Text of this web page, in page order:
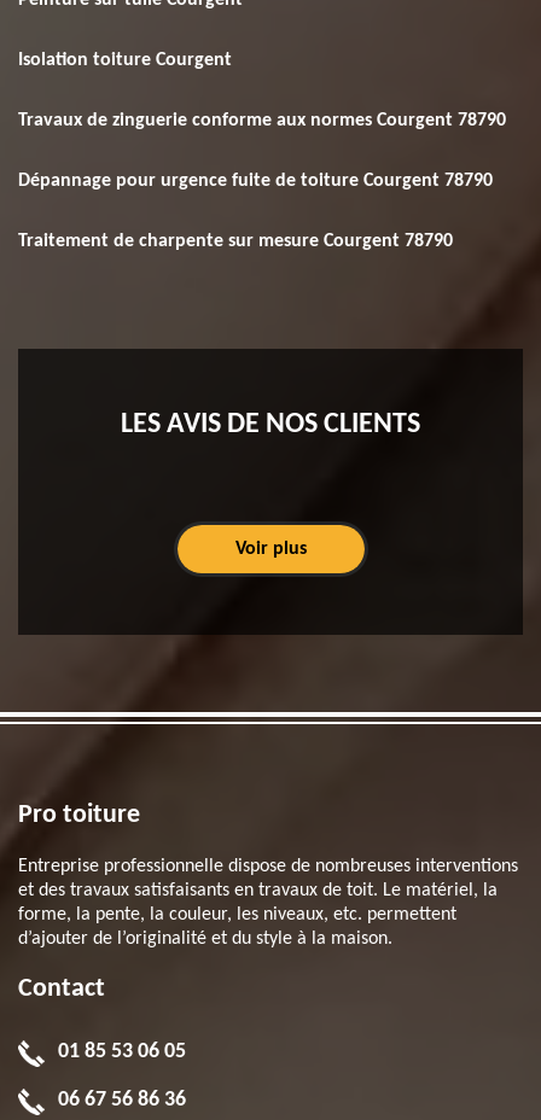
Isolation toiture Courgent
Travaux de zinguerie conforme aux normes Courgent 78790
Dépannage pour urgence fuite de toiture Courgent 78790
Traitement de charpente sur mesure Courgent 78790
LES AVIS DE NOS CLIENTS
Voir plus
Pro toiture
Entreprise professionnelle dispose de nombreuses interventions
et des travaux satisfaisants en travaux de toit. Le matériel, la
forme, la pente, la couleur, les niveaux, etc. permettent
d’ajouter de l’originalité et du style à la maison.
Contact
01 85 53 06 05
06 67 56 86 36